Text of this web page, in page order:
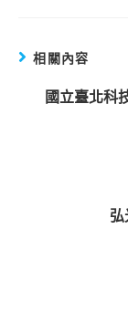
相關內容
國立臺北科